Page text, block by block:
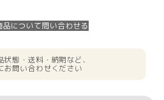
品について問い合わせる
状態・送料・納期など、
お問い合わせください